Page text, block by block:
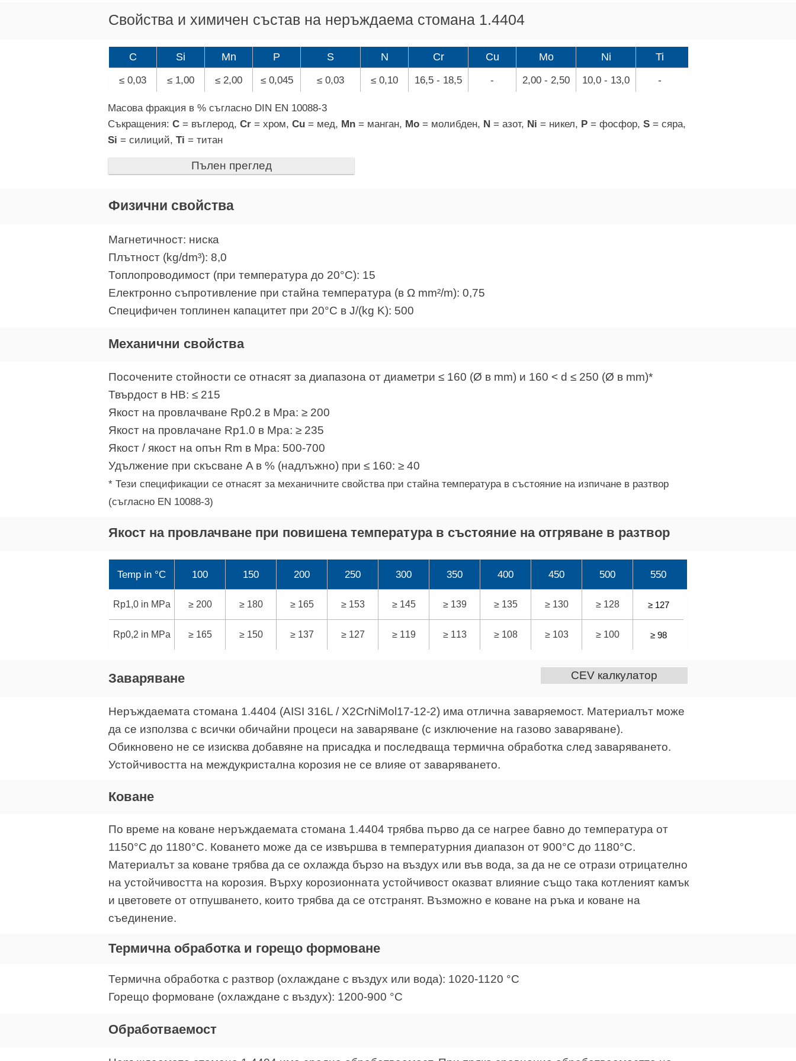
Свойства и химичен състав на неръждаема стомана 1.4404
C Si Mn P S N Cr Cu Mo Ni Ti
≤ 0,03 ≤ 1,00 ≤ 2,00 ≤ 0,045 ≤ 0,03 ≤ 0,10 16,5 - 18,5 - 2,00 - 2,50 10,0 - 13,0 -
Масова фракция в % съгласно DIN EN 10088-3
Съкращения: C = въглерод, Cr = хром, Cu = мед, Mn = манган, Mo = молибден, N = азот, Ni = никел, P = фосфор, S = сяра,
Si = силиций, Ti = титан
Пълен преглед
Физични свойства
Магнетичност: ниска
Плътност (kg/dm³): 8,0
Топлопроводимост (при температура до 20°C): 15
Електронно съпротивление при стайна температура (в Ω mm²/m): 0,75
Специфичен топлинен капацитет при 20°C в J/(kg K): 500
Механични свойства
Посочените стойности се отнасят за диапазона от диаметри ≤ 160 (Ø в mm) и 160 < d ≤ 250 (Ø в mm)*
Твърдост в HB: ≤ 215
Якост на провлачване Rp0.2 в Mpa: ≥ 200
Якост на провлачане Rp1.0 в Mpa: ≥ 235
Якост / якост на опън Rm в Mpa: 500-700
Удължение при скъсване A в % (надлъжно) при ≤ 160: ≥ 40
* Тези спецификации се отнасят за механичните свойства при стайна температура в състояние на изпичане в разтвор
(съгласно EN 10088-3)
Якост на провлачване при повишена температура в състояние на отгряване в разтвор
Temp in °C 100 150 200 250 300 350 400 450 500 550
Rp1,0 in MPa ≥ 200 ≥ 180 ≥ 165 ≥ 153 ≥ 145 ≥ 139 ≥ 135 ≥ 130 ≥ 128 ≥ 127
Rp0,2 in MPa ≥ 165 ≥ 150 ≥ 137 ≥ 127 ≥ 119 ≥ 113 ≥ 108 ≥ 103 ≥ 100 ≥ 98
Заваряване CEV калкулатор
Неръждаемата стомана 1.4404 (AISI 316L / X2CrNiMol17-12-2) има отлична заваряемост. Материалът може
да се използва с всички обичайни процеси на заваряване (с изключение на газово заваряване).
Обикновено не се изисква добавяне на присадка и последваща термична обработка след заваряването.
Устойчивостта на междукристална корозия не се влияе от заваряването.
Коване
По време на коване неръждаемата стомана 1.4404 трябва първо да се нагрее бавно до температура от
1150°C до 1180°C. Коването може да се извършва в температурния диапазон от 900°C до 1180°C.
Материалът за коване трябва да се охлажда бързо на въздух или във вода, за да не се отрази отрицателно
на устойчивостта на корозия. Върху корозионната устойчивост оказват влияние също така котленият камък
и цветовете от отпушването, които трябва да се отстранят. Възможно е коване на ръка и коване на
съединение.
Термична обработка и горещо формоване
Термична обработка с разтвор (охлаждане с въздух или вода): 1020-1120 °C
Горещо формоване (охлаждане с въздух): 1200-900 °C
Обработваемост